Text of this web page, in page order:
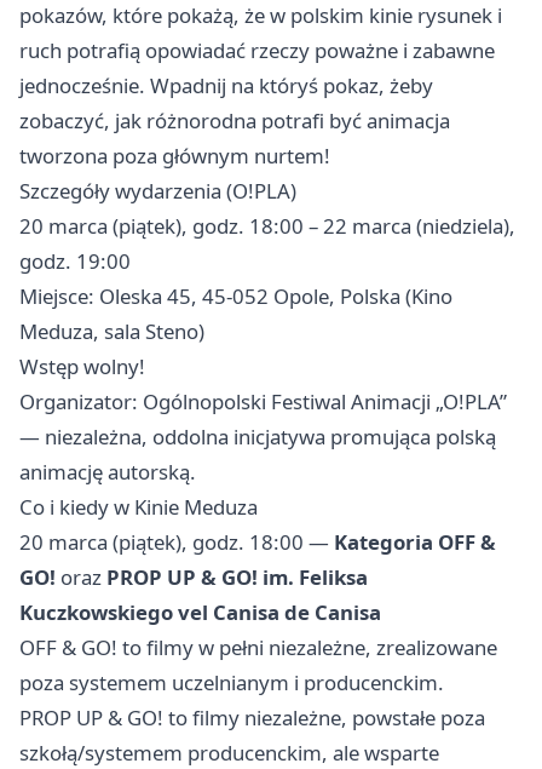
pokazów, które pokażą, że w polskim kinie rysunek i
ruch potrafią opowiadać rzeczy poważne i zabawne
jednocześnie. Wpadnij na któryś pokaz, żeby
zobaczyć, jak różnorodna potrafi być animacja
tworzona poza głównym nurtem!
Szczegóły wydarzenia (O!PLA)
20 marca (piątek), godz. 18:00 – 22 marca (niedziela),
godz. 19:00
Miejsce: Oleska 45, 45-052 Opole, Polska (Kino
Meduza, sala Steno)
Wstęp wolny!
Organizator: Ogólnopolski Festiwal Animacji „O!PLA”
— niezależna, oddolna inicjatywa promująca polską
animację autorską.
Co i kiedy w Kinie Meduza
20 marca (piątek), godz. 18:00 — Kategoria OFF &
GO! oraz PROP UP & GO! im. Feliksa
Kuczkowskiego vel Canisa de Canisa
OFF & GO! to filmy w pełni niezależne, zrealizowane
poza systemem uczelnianym i producenckim.
PROP UP & GO! to filmy niezależne, powstałe poza
szkołą/systemem producenckim, ale wsparte